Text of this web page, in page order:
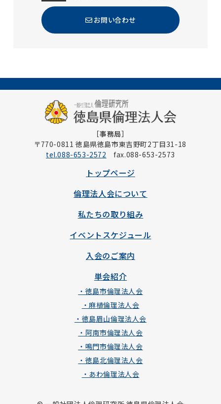
お問い合わせ
［事務局］
〒770-0811 徳島県徳島市東吉野町2丁目31-18
tel.088-653-2572 fax.088-653-2573
トップページ
倫理法人会について
私たちの取り組み
イベントスケジュール
入会のご案内
単会紹介
・徳島市倫理法人会
・麻植倫理法人会
・徳島眉山倫理法人会
・阿南市倫理法人会
・鳴門市倫理法人会
・徳島北倫理法人会
・あわ倫理法人会